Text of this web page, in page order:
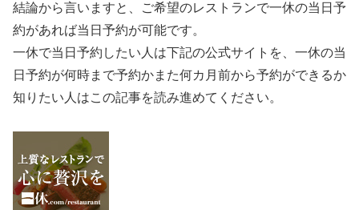
結論から言いますと、ご希望のレストランで一休の当日予
約があれば当日予約が可能です。
一休で当日予約したい人は下記の公式サイトを、一休の当
日予約が何時まで予約かまた何カ月前から予約ができるか
知りたい人はこの記事を読み進めてください。